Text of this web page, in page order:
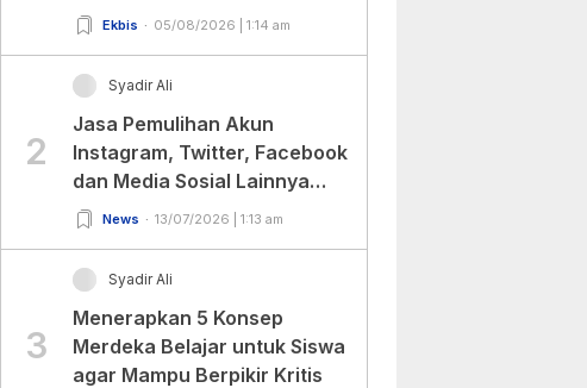
Ekbis 05/08/2026 | 1:14 am
2
Syadir Ali
Jasa Pemulihan Akun
Instagram, Twitter, Facebook
dan Media Sosial Lainnya
(Update Terbaru 2022)
News 13/07/2026 | 1:13 am
3
Syadir Ali
Menerapkan 5 Konsep
Merdeka Belajar untuk Siswa
agar Mampu Berpikir Kritis